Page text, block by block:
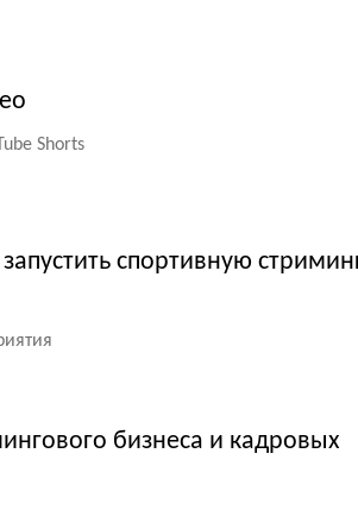
Shorts
спортивную
бизнеса и кадровых